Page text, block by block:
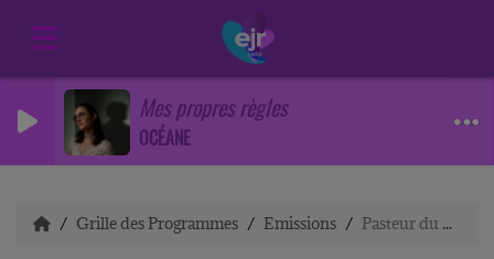
Mes propres règles
OCÉANE
Grille des Programmes Emissions Pasteur du dimanche